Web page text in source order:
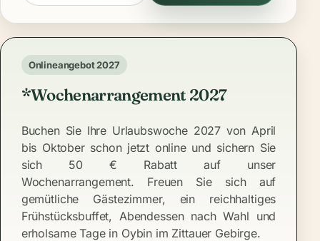
Onlineangebot 2027
*Wochenarrangement 2027
Buchen Sie Ihre Urlaubswoche 2027 von April
bis Oktober schon jetzt online und sichern Sie
sich 50 € Rabatt auf unser
Wochenarrangement. Freuen Sie sich auf
gemütliche Gästezimmer, ein reichhaltiges
Frühstücksbuffet, Abendessen nach Wahl und
erholsame Tage in Oybin im Zittauer Gebirge.